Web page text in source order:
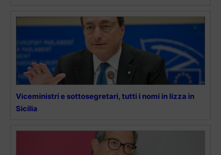
Viceministri e sottosegretari, tutti i nomi in lizza in
Sicilia